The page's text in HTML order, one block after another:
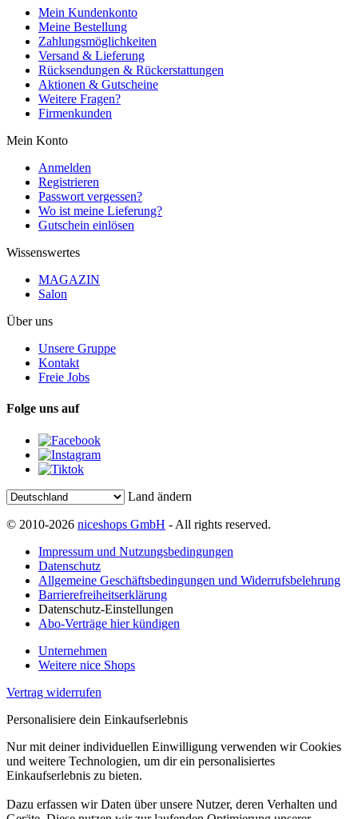
Mein Kundenkonto
Meine Bestellung
Zahlungsmöglichkeiten
Versand & Lieferung
Rücksendungen & Rückerstattungen
Aktionen & Gutscheine
Weitere Fragen?
Firmenkunden
Mein Konto
Anmelden
Registrieren
Passwort vergessen?
Wo ist meine Lieferung?
Gutschein einlösen
Wissenswertes
MAGAZIN
Salon
Über uns
Unsere Gruppe
Kontakt
Freie Jobs
Folge uns auf
Land ändern
© 2010-2026 niceshops GmbH - All rights reserved.
Impressum und Nutzungsbedingungen
Datenschutz
Allgemeine Geschäftsbedingungen und Widerrufsbelehrung
Barrierefreiheitserklärung
Datenschutz-Einstellungen
Abo-Verträge hier kündigen
Unternehmen
Weitere nice Shops
Vertrag widerrufen
Personalisiere dein Einkaufserlebnis
Nur mit deiner individuellen Einwilligung verwenden wir Cookies
und weitere Technologien, um dir ein personalisiertes
Einkaufserlebnis zu bieten.
Dazu erfassen wir Daten über unsere Nutzer, deren Verhalten und